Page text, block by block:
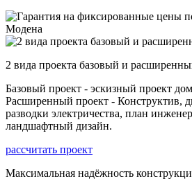
2 вида проекта базовый и
Базовый проект - эскизный проект
Расширенный проект - Конструктив,
разводки электричества, план
ландшафтный дизайн.
рассчитать проект
Максимальная надёжность